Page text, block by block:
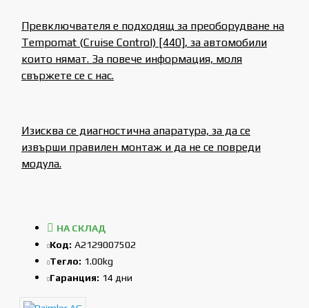
Превключвателя е подходящ за преоборудване на
Tempomat (Cruise Control) [440], за автомобили
които нямат. За повече информация, моля
свържете се с нас.
Изисква се диагностична апаратура, за да се
извърши правилен монтаж и да не се повреди
модула.
НА СКЛАД
Код: A2129007502
Тегло: 1.00kg
Гаранция: 14 дни